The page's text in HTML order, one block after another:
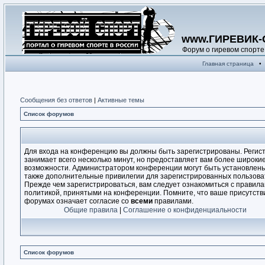
Форум о гиревом спорте
Главная страница •
Сообщения без ответов | Активные темы
Список форумов
Для входа на конференцию вы должны быть зарегистрированы.
занимает всего несколько минут, но предоставляет вам более
возможности. Администратором конференции могут быть
также дополнительные привилегии для зарегистрированных
Прежде чем зарегистрироваться, вам следует ознакомиться с
политикой, принятыми на конференции. Помните, что ваше
форумах означает согласие со всеми правилами.
Общие правила
Соглашение о конфиденциальности
Список форумов